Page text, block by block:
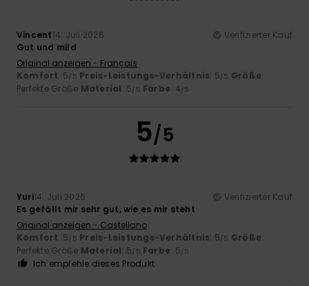
Vincent14. Juli 2026
Verifizierter Kauf
Gut und mild
Original anzeigen - Français
Komfort: 5/5 Preis-Leistungs-Verhältnis: 5/5 Größe:
Perfekte Größe Material: 5/5 Farbe: 4/5
5/5
Yuri14. Juli 2026
Verifizierter Kauf
Es gefällt mir sehr gut, wie es mir steht
Original anzeigen - Castellano
Komfort: 5/5 Preis-Leistungs-Verhältnis: 5/5 Größe:
Perfekte Größe Material: 5/5 Farbe: 5/5
Ich empfehle dieses Produkt